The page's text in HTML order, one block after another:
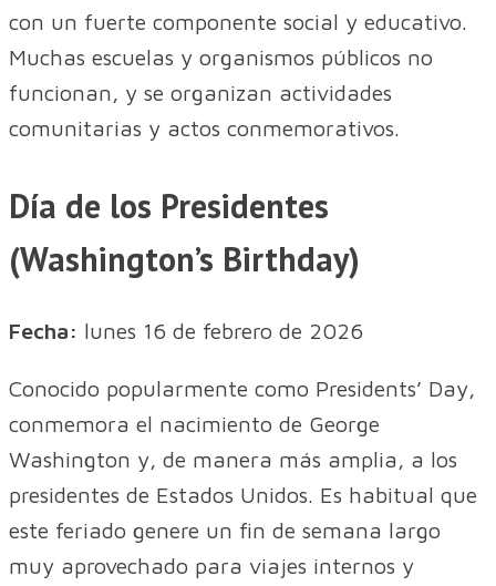
con un fuerte componente social y educativo.
Muchas escuelas y organismos públicos no
funcionan, y se organizan actividades
comunitarias y actos conmemorativos.
Día de los Presidentes
(Washington’s Birthday)
Fecha: lunes 16 de febrero de 2026
Conocido popularmente como Presidents’ Day,
conmemora el nacimiento de George
Washington y, de manera más amplia, a los
presidentes de Estados Unidos. Es habitual que
este feriado genere un fin de semana largo
muy aprovechado para viajes internos y